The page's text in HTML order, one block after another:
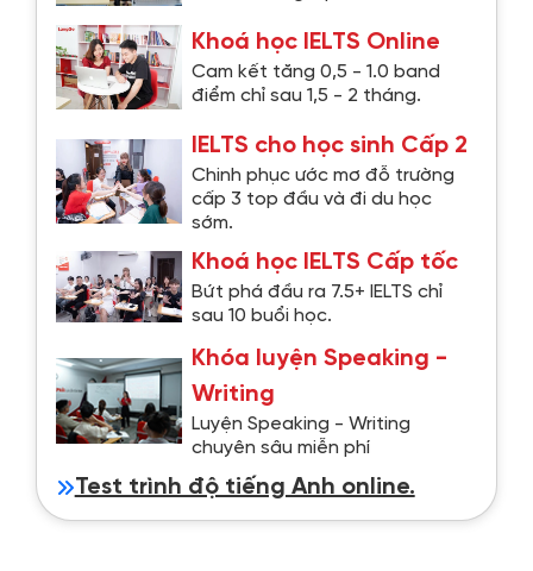
Khoá học IELTS Online
Cam kết tăng 0,5 - 1.0 band
điểm chỉ sau 1,5 - 2 tháng.
IELTS cho học sinh Cấp 2
Chinh phục ước mơ đỗ trường
cấp 3 top đầu và đi du học
sớm.
Khoá học IELTS Cấp tốc
Bứt phá đầu ra 7.5+ IELTS chỉ
sau 10 buổi học.
Khóa luyện Speaking -
Writing
Luyện Speaking - Writing
chuyên sâu miễn phí
Test trình độ tiếng Anh online.